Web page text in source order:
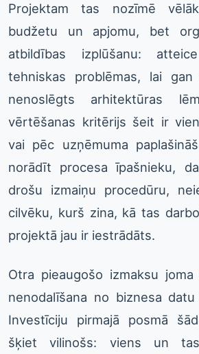
Projektam tas nozīmē
budžetu un apjomu, bet
atbildības izplūšanu:
tehniskas problēmas, lai
nenoslēgts arhitektūras
vērtēšanas kritērijs šeit ir
vai pēc uzņēmuma
norādīt procesa īpašnieku,
drošu izmaiņu procedūru,
cilvēku, kurš zina, kā tas
projektā jau ir iestrādāts.
Otra pieaugošo izmaksu
nenodalīšana no biznesa datu
Investīciju pirmajā posmā
šķiet vilinošs: viens un